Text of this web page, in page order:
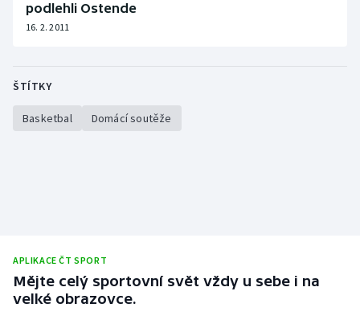
podlehli Ostende
16. 2. 2011
ŠTÍTKY
Basketbal Domácí soutěže
APLIKACE ČT SPORT
Mějte celý sportovní svět vždy u sebe i na
velké obrazovce.